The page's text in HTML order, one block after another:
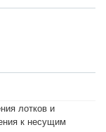
лотков и
к несущим